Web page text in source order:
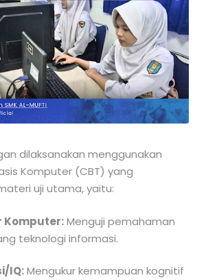
dilaksanakan menggunakan
Komputer (CBT) yang
uji utama, yaitu:
Komputer:Menguji pemahaman
teknologi informasi.
IQ:Mengukur kemampuan kognitif